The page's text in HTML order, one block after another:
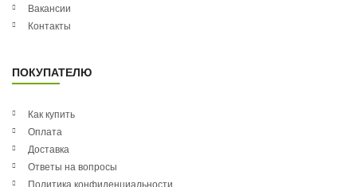
Вакансии
Контакты
ПОКУПАТЕЛЮ
Как купить
Оплата
Доставка
Ответы на вопросы
Политика конфиденциальности